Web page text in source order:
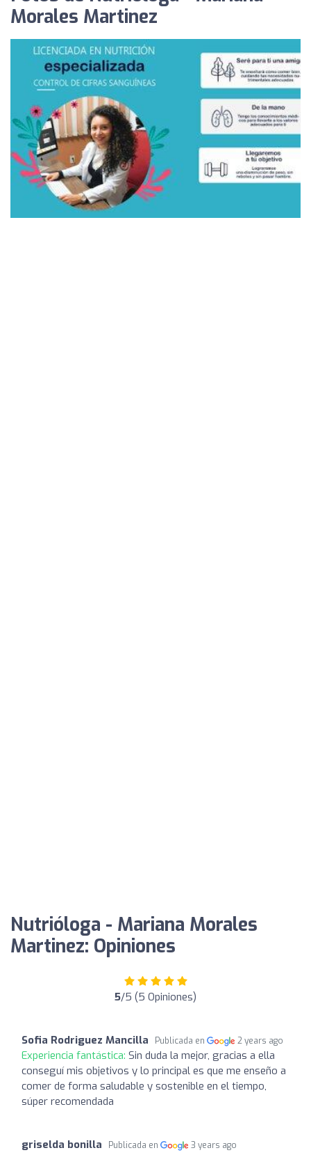
Morales Martinez
Nutrióloga - Mariana Morales
Martinez: Opiniones
5/5 (5 Opiniones)
Sofia Rodriguez Mancilla Publicada en 2 years ago
Experiencia fantástica: Sin duda la mejor, gracias a ella
conseguí mis objetivos y lo principal es que me enseño a
comer de forma saludable y sostenible en el tiempo,
súper recomendada
griselda bonilla Publicada en 3 years ago